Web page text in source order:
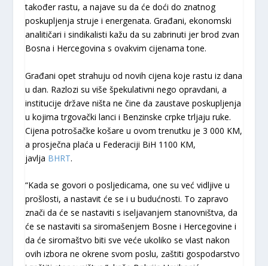
također rastu, a najave su da će doći do znatnog
poskupljenja struje i energenata. Građani, ekonomski
analitičari i sindikalisti kažu da su zabrinuti jer brod zvan
Bosna i Hercegovina s ovakvim cijenama tone.
Građani opet strahuju od novih cijena koje rastu iz dana
u dan. Razlozi su više špekulativni nego opravdani, a
institucije države ništa ne čine da zaustave poskupljenja
u kojima trgovački lanci i Benzinske crpke trljaju ruke.
Cijena potrošačke košare u ovom trenutku je 3 000 KM,
a prosječna plaća u Federaciji BiH 1100 KM,
javlja BHRT.
“Kada se govori o posljedicama, one su već vidljive u
prošlosti, a nastavit će se i u budućnosti. To zapravo
znači da će se nastaviti s iseljavanjem stanovništva, da
će se nastaviti sa siromašenjem Bosne i Hercegovine i
da će siromaštvo biti sve veće ukoliko se vlast nakon
ovih izbora ne okrene svom poslu, zaštiti gospodarstvo